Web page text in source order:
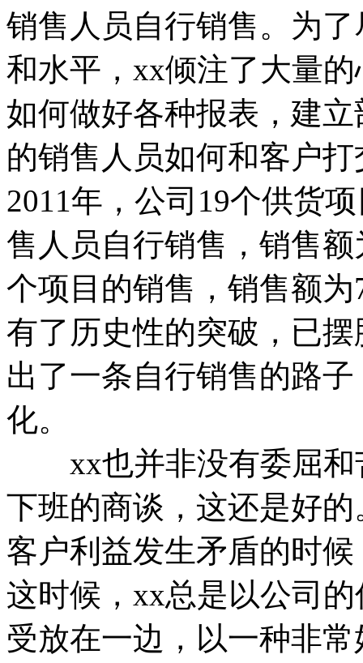
销售人员自行销售。为
和水平，xx倾注了大量
如何做好各种报表，建
的销售人员如何和客户
2011年，公司19个供货
售人员自行销售，销售
个项目的销售，销售额
有了历史性的突破，已
出了一条自行销售的路
化。
xx也并非没有委屈和
下班的商谈，这还是好
客户利益发生矛盾的时
这时候，xx总是以公司
受放在一边，以一种非